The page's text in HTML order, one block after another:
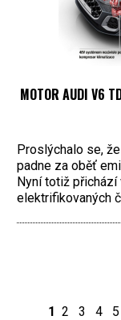
MOTOR AUDI V6
Proslýchalo se,
padne za oběť
Nyní totiž přichází
elektrifikovaných
1 2 3 4 5